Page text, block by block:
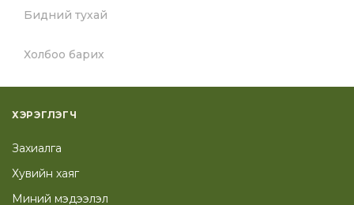
Бидний тухай
Холбоо барих
ХЭРЭГЛЭГЧ
Захиалга
Хувийн хаяг
Миний мэдээлэл